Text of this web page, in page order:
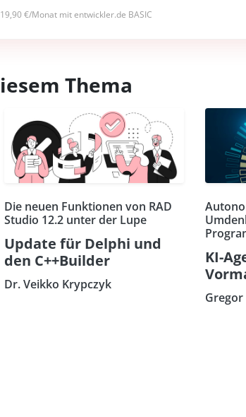
€/Monat mit entwickler.de BASIC
Thema
Die neuen Funktionen von RAD
Studio 12.2 unter der Lupe
Update für Delphi und
den C++Builder
Dr. Veikko Krypczyk
KI-